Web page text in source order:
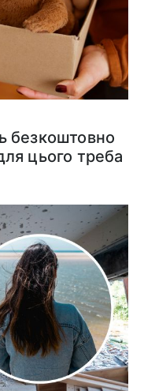
безкоштовно
цього треба